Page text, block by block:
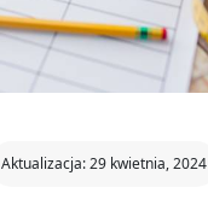
Aktualizacja: 29 kwietnia, 2024